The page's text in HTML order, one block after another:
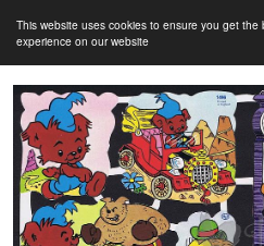
This website uses cookies to ensure you get the
experience on our website